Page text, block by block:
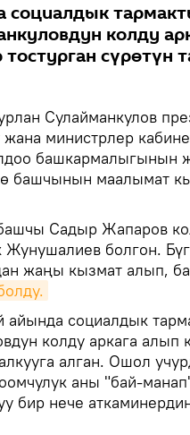
колду
сүрөтүн
Сулайманкулов
министрлер
башкармалыгынын
башчынын маалымат
Садыр Жапаров
Жунушалиев болгон.
жаңы кызмат алып,
социалдык
колду аркага алып
алган. Ошол
аны "бай-
бир нече